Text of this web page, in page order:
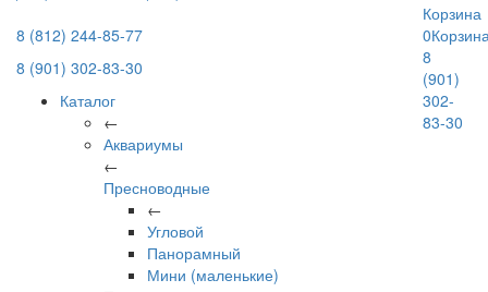
8 (812) 244-85-77
8 (901) 302-83-30
Каталог
←
Аквариумы
←
Пресноводные
←
Угловой
Панорамный
Мини (маленькие)
Корзина
0
8
(901)
302-
83-30